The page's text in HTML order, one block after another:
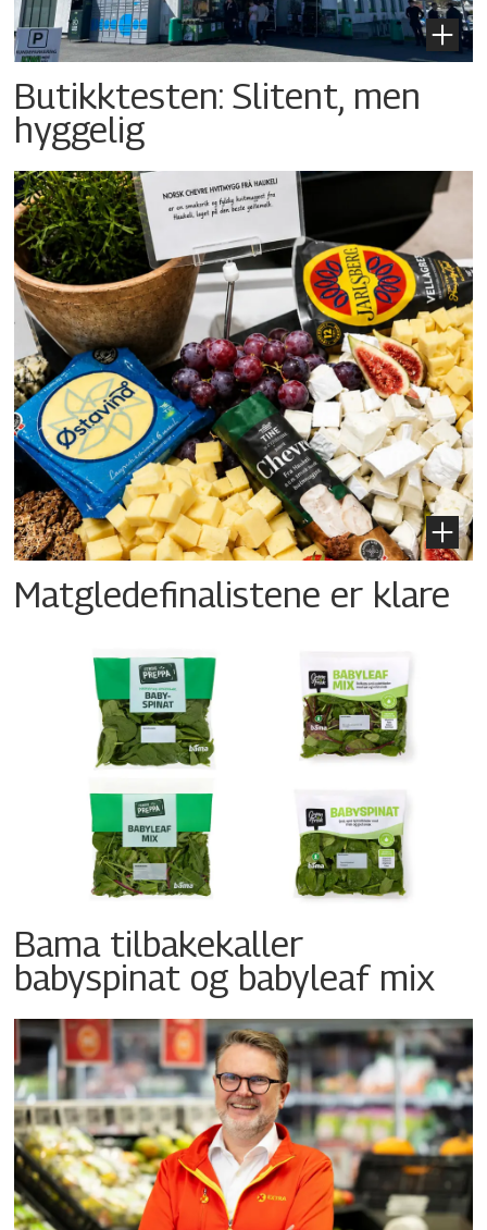
Butikktesten: Slitent, men
hyggelig
Matgledefinalistene er klare
Bama tilbakekaller
babyspinat og babyleaf mix